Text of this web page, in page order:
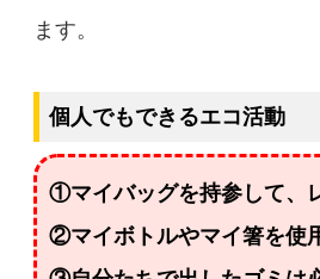
ます。
個人でもできるエコ活動
①マイバッグを持参して、
②マイボトルやマイ箸を使